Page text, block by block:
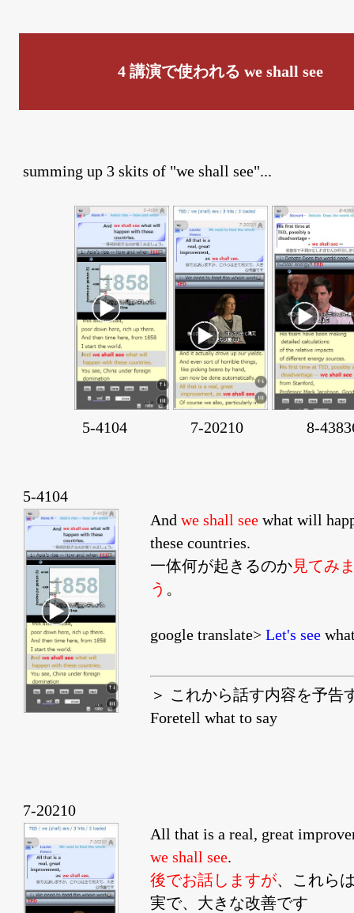
4 講演で使われる we shall see
summing up 3 skits of "we shall see"...
5-4104 7-20210 8-
5-4104
And we shall see what will
these countries.
一体何が起きるのか見てみ
う 。
google translate> Let's see
＞ これから話す内容を予告
Foretell what to say
7-20210
All that is a real, great
we shall see.
後でお話しますが、これら
実で、大きな改善です